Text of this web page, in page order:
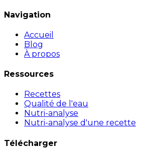
Navigation
Accueil
Blog
À propos
Ressources
Recettes
Qualité de l'eau
Nutri-analyse
Nutri-analyse d'une recette
Télécharger